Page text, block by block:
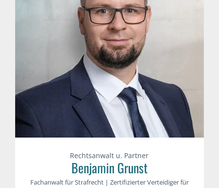
Rechtsanwalt u. Partner
Benjamin Grunst
Fachanwalt für Strafrecht | Zertifizierter Verteidiger für